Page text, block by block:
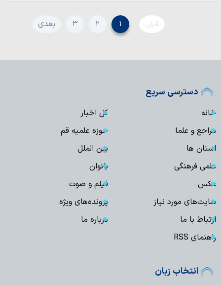
قبلی ۱ ۲ ۳ بعدی
دسترسی سریع
خانه
کل اخبار
مراجع و علما
حوزه علمیه قم
استان ها
بین الملل
علمی فرهنگی
بانوان
عکس
فیلم و صوت
سایت‌های مورد نیاز
پرونده‌های ویژه
ارتباط با ما
درباره ما
راهنمای RSS
انتخاب زبان